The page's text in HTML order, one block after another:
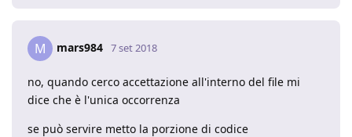
M mars984 7 set 2018
no, quando cerco accettazione all'interno del file mi
dice che è l'unica occorrenza
se può servire metto la porzione di codice